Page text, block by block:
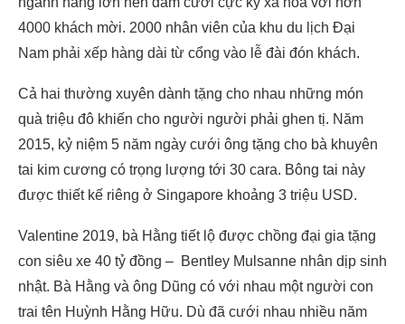
4000 khách mời. 2000 nhân viên của khu du lịch Đại
Nam phải xếp hàng dài từ cổng vào lễ đài đón khách.
Cả hai thường xuyên dành tặng cho nhau những món
quà triệu đô khiến cho người người phải ghen tị. Năm
2015, kỷ niệm 5 năm ngày cưới ông tặng cho bà khuyên
tai kim cương có trọng lượng tới 30 cara. Bông tai này
được thiết kế riêng ở Singapore khoảng 3 triệu USD.
Valentine 2019, bà Hằng tiết lộ được chồng đại gia tặng
con siêu xe 40 tỷ đồng – Bentley Mulsanne nhân dịp sinh
nhật. Bà Hằng và ông Dũng có với nhau một người con
trai tên Huỳnh Hằng Hữu. Dù đã cưới nhau nhiều năm